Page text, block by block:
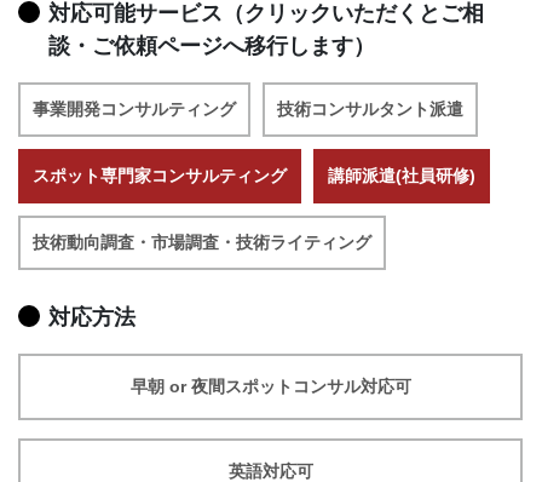
対応可能サービス（クリックいただくとご相
談・ご依頼ページへ移行します）
事業開発コンサルティング 技術コンサルタント派遣
スポット専門家コンサルティング 講師派遣(社員研修)
技術動向調査・市場調査・技術ライティング
対応方法
早朝 or 夜間スポットコンサル対応可
英語対応可